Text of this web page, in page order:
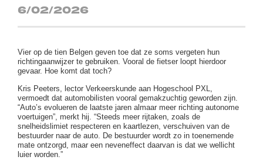
6/02/2026
Vier op de tien Belgen geven toe dat ze soms vergeten hun
richtingaanwijzer te gebruiken. Vooral de fietser loopt hierdoor
gevaar. Hoe komt dat toch?
Kris Peeters, lector Verkeerskunde aan Hogeschool PXL,
vermoedt dat automobilisten vooral gemakzuchtig geworden zijn.
“Auto’s evolueren de laatste jaren almaar meer richting autonome
voertuigen”, merkt hij. “Steeds meer rijtaken, zoals de
snelheidslimiet respecteren en kaartlezen, verschuiven van de
bestuurder naar de auto. De bestuurder wordt zo in toenemende
mate ontzorgd, maar een neveneffect daarvan is dat we wellicht
luier worden.”